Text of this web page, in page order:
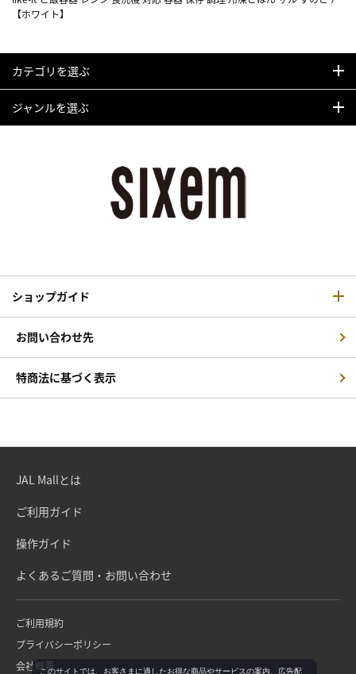
【ホワイト】
カテゴリを選ぶ
ジャンルを選ぶ
ショップガイド
お問い合わせ先
特商法に基づく表示
JAL Mallとは
ご利用ガイド
操作ガイド
よくあるご質問・お問い合わせ
ご利用規約
プライバシーポリシー
会社概要このサイトでは、お客さまに適したお得な商品やサービスの案内、広告配